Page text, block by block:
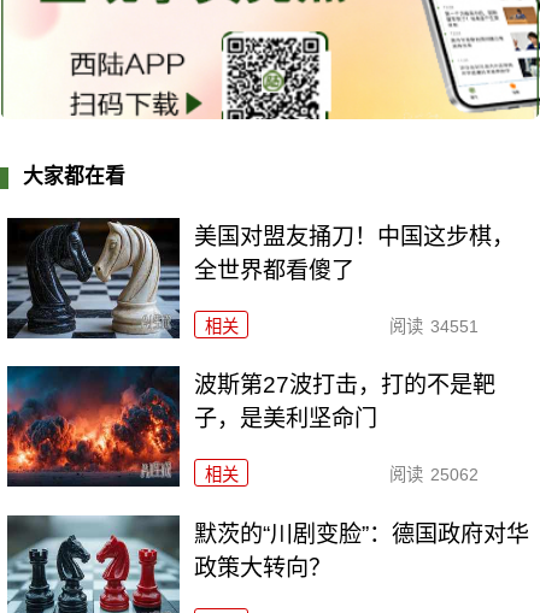
大家都在看
美国对盟友捅刀！中国这步棋，
全世界都看傻了
相关 阅读 34551
波斯第27波打击，打的不是靶
子，是美利坚命门
相关 阅读 25062
默茨的“川剧变脸”：德国政府对华
政策大转向？